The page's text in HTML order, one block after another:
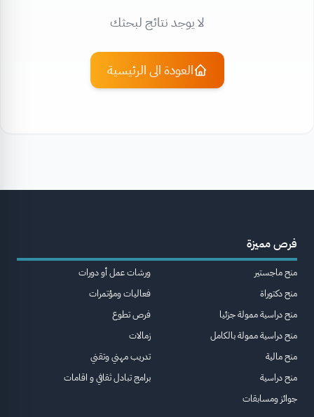
لا يوجد نتائج لبحثك
العودة الى الرئيسية
فرص مميزة
منح ماجستير
منح دكتوراة
منح دراسية ممولة جزئيا
منح دراسية ممولة بالكامل
منح مالية
منح دراسية
جوائز ومسابقات
ورشات عمل أو دورات
فعاليات ومؤتمرات
فرص تطوع
زمالات
تدريب مهني وتقني
برامج تبادل ثقافي و اقامات